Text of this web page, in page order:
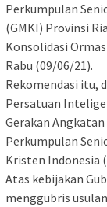
Perkumpulan
(GMKI) Provinsi
Konsolidasi
Rabu (09/06/21).
Rekomendasi itu,
Persatuan
Gerakan
Perkumpulan
Kristen Indonesia
Atas kebijakan
menggubris